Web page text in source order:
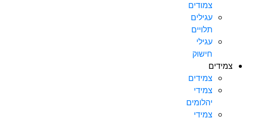
צמודים
עגילים
תלויים
עגילי
חישוק
צמידים
צמידים
צמידי
יהלומים
צמידי